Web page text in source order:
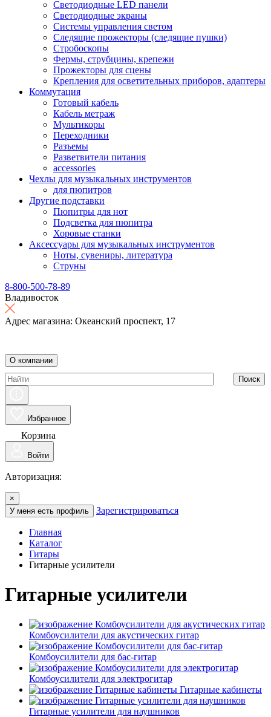
Светодиодные LED панели
Светодиодные экраны
Системы управления светом
Следящие прожекторы (следящие пушки)
Стробоскопы
Фермы, струбцины, крепежи
Прожекторы для сцены
Крепления для осветительных приборов, адаптеры
Коммутация
Готовый кабель
Кабель метраж
Мультикоры
Переходники
Разъемы
Разветвители питания
accessories
Чехлы для музыкальных инструментов
для пюпитров
Другие подставки
Пюпитры для нот
Подсветка для пюпитра
Хоровые станки
Аксессуары для музыкальных инструментов
Ноты, сувениры, литература
Струны
8-800-500-78-89
Владивосток
Адрес магазина: Океанский проспект, 17
О компании
Поиск
Избранное
Корзина
Войти
Авторизация:
×
У меня есть профиль
Зарегистрироваться
Главная
Каталог
Гитары
Гитарные усилители
Гитарные усилители
Комбоусилители для акустических гитар
Комбоусилители для бас-гитар
Комбоусилители для электрогитар
Гитарные кабинеты
Гитарные усилители для наушников